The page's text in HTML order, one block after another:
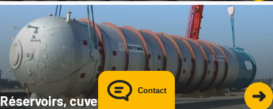
Réservoirs, cuves & appareils
Contact